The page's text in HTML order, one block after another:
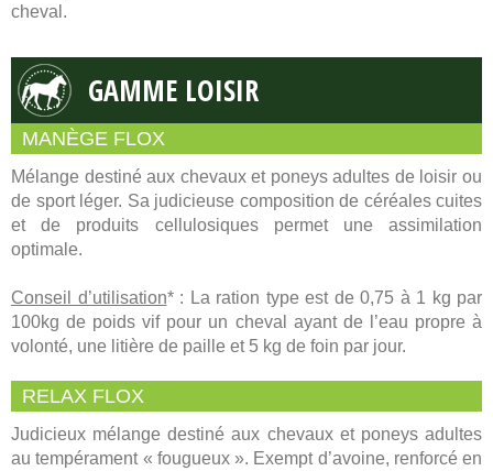
cheval.
GAMME LOISIR
MANÈGE FLOX
Mélange destiné aux chevaux et poneys adultes de loisir ou
de sport léger. Sa judicieuse composition de céréales cuites
et de produits cellulosiques permet une assimilation
optimale.
Conseil d’utilisation* : La ration type est de 0,75 à 1 kg par
100kg de poids vif pour un cheval ayant de l’eau propre à
volonté, une litière de paille et 5 kg de foin par jour.
RELAX FLOX
Judicieux mélange destiné aux chevaux et poneys adultes
au tempérament « fougueux ». Exempt d’avoine, renforcé en